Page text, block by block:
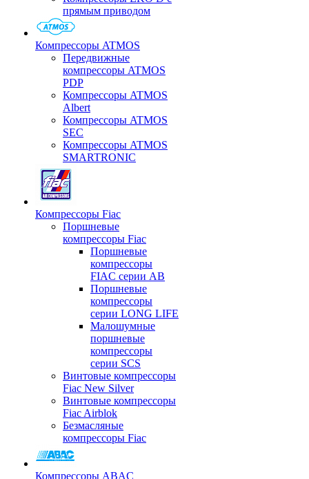
прямым приводом
Компрессоры ATMOS
Передвижные
компрессоры ATMOS
PDP
Компрессоры ATMOS
Albert
Компрессоры ATMOS
SEC
Компрессоры ATMOS
SMARTRONIC
Компрессоры Fiac
Поршневые
компрессоры Fiac
Поршневые
компрессоры
FIAC серии AB
Поршневые
компрессоры
серии LONG LIFE
Малошумные
поршневые
компрессоры
серии SCS
Винтовые компрессоры
Fiac New Silver
Винтовые компрессоры
Fiac Airblok
Безмасляные
компрессоры Fiac
Компрессоры ABAC